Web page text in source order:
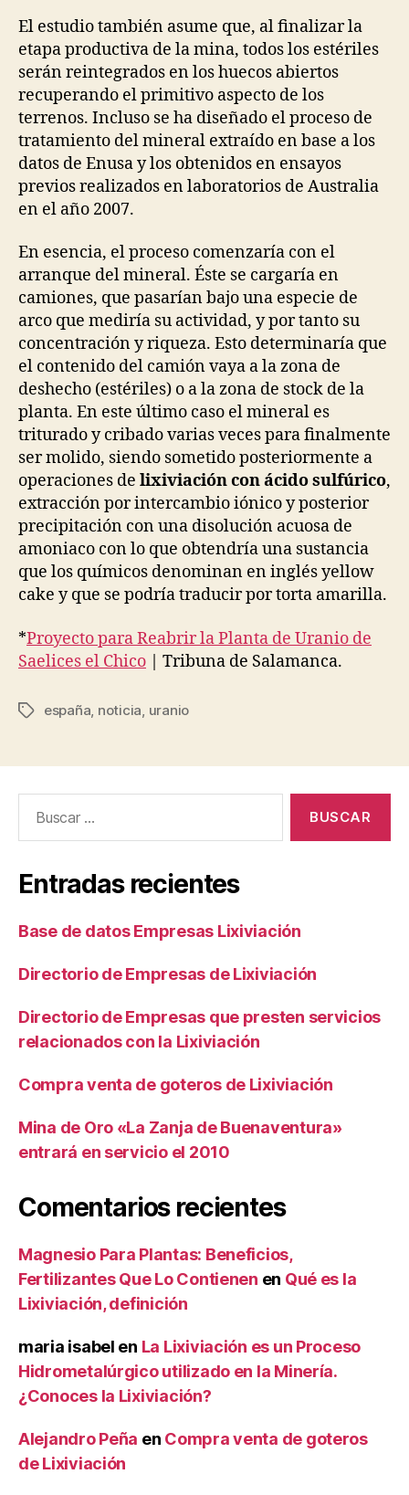
El estudio también asume que, al finalizar la
etapa productiva de la mina, todos los estériles
serán reintegrados en los huecos abiertos
recuperando el primitivo aspecto de los
terrenos. Incluso se ha diseñado el proceso de
tratamiento del mineral extraído en base a los
datos de Enusa y los obtenidos en ensayos
previos realizados en laboratorios de Australia
en el año 2007.
En esencia, el proceso comenzaría con el
arranque del mineral. Éste se cargaría en
camiones, que pasarían bajo una especie de
arco que mediría su actividad, y por tanto su
concentración y riqueza. Esto determinaría que
el contenido del camión vaya a la zona de
deshecho (estériles) o a la zona de stock de la
planta. En este último caso el mineral es
triturado y cribado varias veces para finalmente
ser molido, siendo sometido posteriormente a
operaciones de lixiviación con ácido sulfúrico,
extracción por intercambio iónico y posterior
precipitación con una disolución acuosa de
amoniaco con lo que obtendría una sustancia
que los químicos denominan en inglés yellow
cake y que se podría traducir por torta amarilla.
*Proyecto para Reabrir la Planta de Uranio de
Saelices el Chico | Tribuna de Salamanca.
Etiquetas
españa noticia uranio
Entradas recientes
Base de datos Empresas Lixiviación
Directorio de Empresas de Lixiviación
Directorio de Empresas que presten servicios
relacionados con la Lixiviación
Compra venta de goteros de Lixiviación
Mina de Oro «La Zanja de Buenaventura»
entrará en servicio el 2010
Comentarios recientes
Magnesio Para Plantas: Beneficios,
Fertilizantes Que Lo Contienen en Qué es la
Lixiviación, definición
maria isabel en La Lixiviación es un Proceso
Hidrometalúrgico utilizado en la Minería.
¿Conoces la Lixiviación?
Alejandro Peña en Compra venta de goteros
de Lixiviación